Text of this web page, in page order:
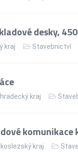
desky,
kraj Stavebnictví
kraj
kraj